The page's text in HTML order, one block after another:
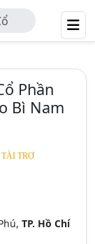
Phần
Bì Nam
TRỢ
TP. Hồ Chí